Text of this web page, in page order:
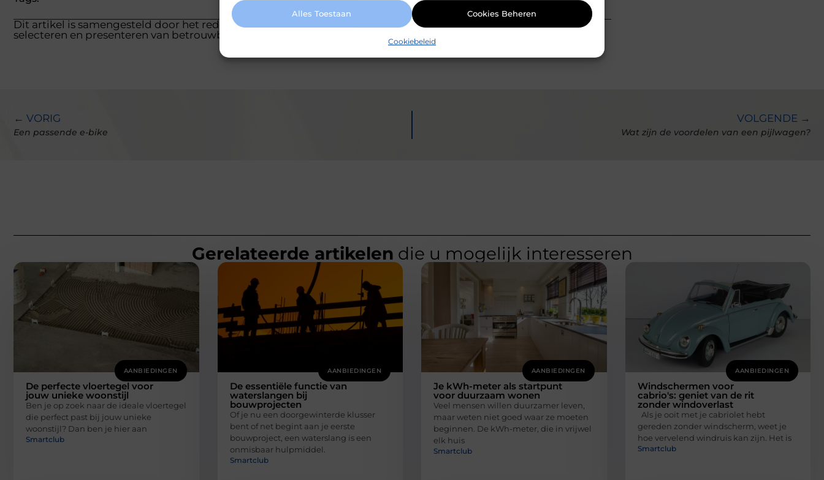
Alles Toestaan Cookies Beheren
Cookiebeleid
Dit artikel is samengesteld door het redactieteam van mundamarketing.nl, dat zich richt op het zorgvuldig
selecteren en presenteren van betrouwbare informatie.
← VORIG
Een passende e-bike
VOLGENDE →
Wat zijn de voordelen van een pijlwagen?
Gerelateerde artikelen die u mogelijk interesseren
AANBIEDINGEN
De perfecte vloertegel voor
jouw unieke woonstijl
Ben je op zoek naar de ideale vloertegel
die perfect past bij jouw unieke
woonstijl? Dan ben je hier aan
Smartclub
AANBIEDINGEN
De essentiële functie van
waterslangen bij
bouwprojecten
Of je nu een doorgewinterde klusser
bent of net begint aan je eerste
bouwproject, een waterslang is een
onmisbaar hulpmiddel.
Smartclub
AANBIEDINGEN
Je kWh-meter als startpunt
voor duurzaam wonen
Veel mensen willen duurzamer leven,
maar weten niet goed waar ze moeten
beginnen. De kWh-meter, die in vrijwel
elk huis
Smartclub
AANBIEDINGEN
Windschermen voor
cabrio's: geniet van de rit
zonder windoverlast
Als je ooit met je cabriolet hebt
gereden zonder windscherm, weet je
hoe vervelend windruis kan zijn. Het is
Smartclub